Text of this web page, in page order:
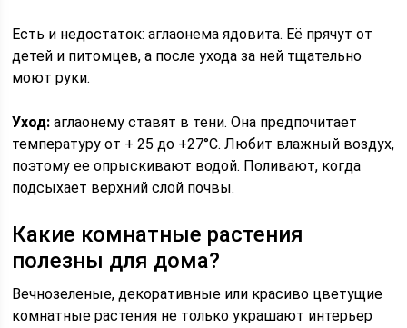
Есть и недостаток: аглаонема ядовита. Её прячут от
детей и питомцев, а после ухода за ней тщательно
моют руки.
Уход: аглаонему ставят в тени. Она предпочитает
температуру от + 25 до +27°C. Любит влажный воздух,
поэтому ее опрыскивают водой. Поливают, когда
подсыхает верхний слой почвы.
Какие комнатные растения
полезны для дома?
Вечнозеленые, декоративные или красиво цветущие
комнатные растения не только украшают интерьер